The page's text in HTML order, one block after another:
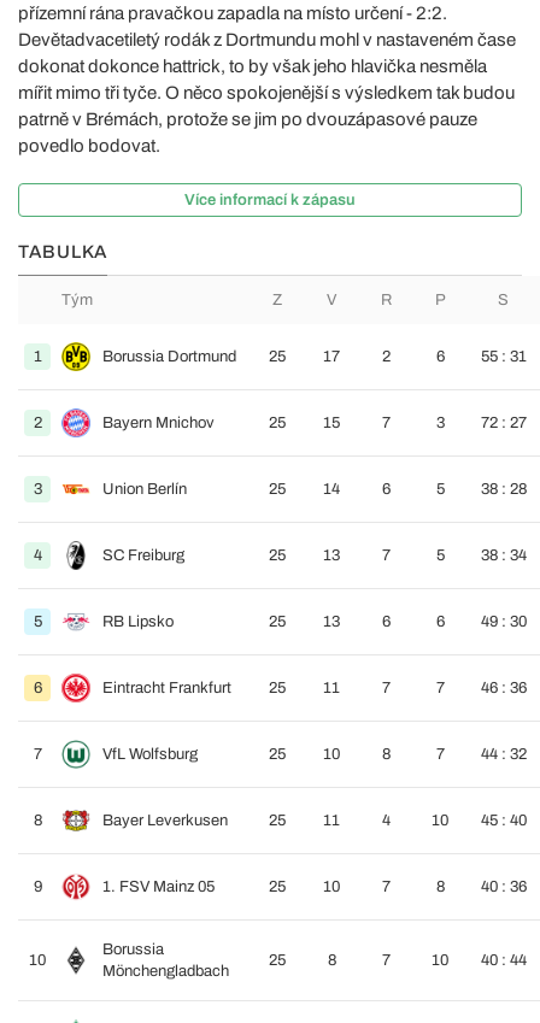
přízemní rána pravačkou zapadla na místo určení - 2:2.
Devětadvacetiletý rodák z Dortmundu mohl v nastaveném čase
dokonat dokonce hattrick, to by však jeho hlavička nesměla
mířit mimo tři tyče. O něco spokojenější s výsledkem tak budou
patrně v Brémách, protože se jim po dvouzápasové pauze
povedlo bodovat.
Více informací k zápasu
TABULKA
Tým Z V R P S
1 Borussia Dortmund 25 17 2 6 55 : 31
2 Bayern Mnichov 25 15 7 3 72 : 27
3 Union Berlín 25 14 6 5 38 : 28
4 SC Freiburg 25 13 7 5 38 : 34
5 RB Lipsko 25 13 6 6 49 : 30
6 Eintracht Frankfurt 25 11 7 7 46 : 36
7 VfL Wolfsburg 25 10 8 7 44 : 32
8 Bayer Leverkusen 25 11 4 10 45 : 40
9 1. FSV Mainz 05 25 10 7 8 40 : 36
10
Borussia
Mönchengladbach
25 8 7 10 40 : 44